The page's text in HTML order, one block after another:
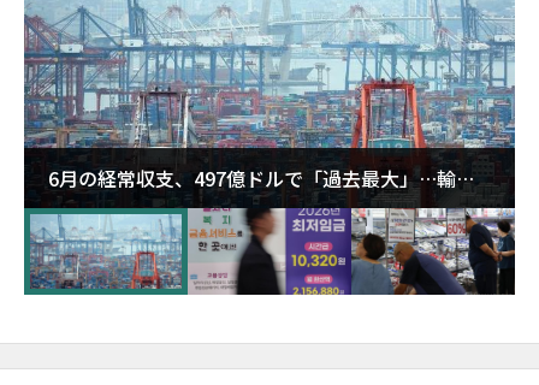
6月の経常収支、497億ドルで「過去最大」…輸出
が初の1000億ドル突破